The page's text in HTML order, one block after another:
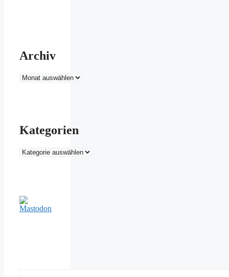
Archiv
Archiv
Kategorien
Kategorien